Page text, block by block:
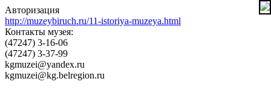
Авторизация
http://muzeybiruch.ru/11-istoriya-muzeya.html
Контакты музея:
(47247) 3-16-06
(47247) 3-37-99
kgmuzei@yandex.ru
kgmuzei@kg.belregion.ru